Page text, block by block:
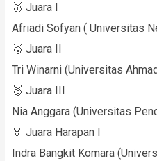
🥇 Juara I
Afriadi Sofyan ( Universitas
🥈 Juara II
Tri Winarni (Universitas
🥉 Juara III
Nia Anggara (Universitas
🏅 Juara Harapan I
Indra Bangkit Komara